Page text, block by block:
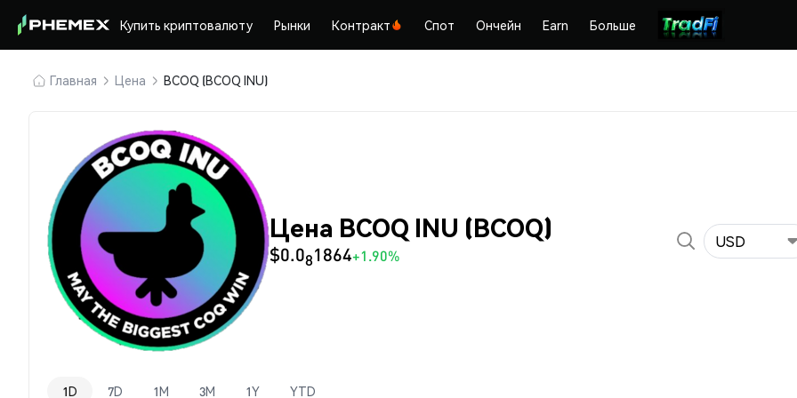
Купить криптовалюту Рынки Контракт Спот Ончейн Earn Больше
Главная Цена BCOQ (BCOQ INU)
Цена BCOQ INU (BCOQ)
$0.081864+1.90%
USD
1D 7D 1M 3M 1Y YTD